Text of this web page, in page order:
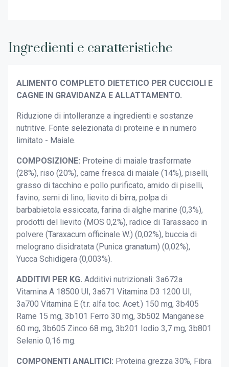
Ingredienti e caratteristiche
ALIMENTO COMPLETO DIETETICO PER CUCCIOLI E
CAGNE IN GRAVIDANZA E ALLATTAMENTO.
Riduzione di intolleranze a ingredienti e sostanze
nutritive. Fonte selezionata di proteine e in numero
limitato - Maiale.
COMPOSIZIONE: Proteine di maiale trasformate
(28%), riso (20%), carne fresca di maiale (14%), piselli,
grasso di tacchino e pollo purificato, amido di piselli,
favino, semi di lino, lievito di birra, polpa di
barbabietola essiccata, farina di alghe marine (0,3%),
prodotti del lievito (MOS 0,2%), radice di Tarassaco in
polvere (Taraxacum officinale W.) (0,02%), buccia di
melograno disidratata (Punica granatum) (0,02%),
Yucca Schidigera (0,003%).
ADDITIVI PER KG. Additivi nutrizionali: 3a672a
Vitamina A 18500 UI, 3a671 Vitamina D3 1200 UI,
3a700 Vitamina E (t.r. alfa toc. Acet.) 150 mg, 3b405
Rame 15 mg, 3b101 Ferro 30 mg, 3b502 Manganese
60 mg, 3b605 Zinco 68 mg, 3b201 Iodio 3,7 mg, 3b801
Selenio 0,16 mg.
COMPONENTI ANALITICI: Proteina grezza 30%, Fibra